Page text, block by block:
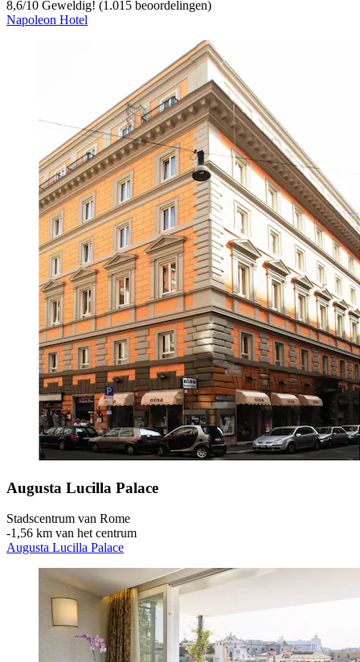
8,6/10 Geweldig! (1.015 beoordelingen)
Napoleon Hotel
Augusta Lucilla Palace
Stadscentrum van Rome
‐1,56 km van het centrum
Augusta Lucilla Palace